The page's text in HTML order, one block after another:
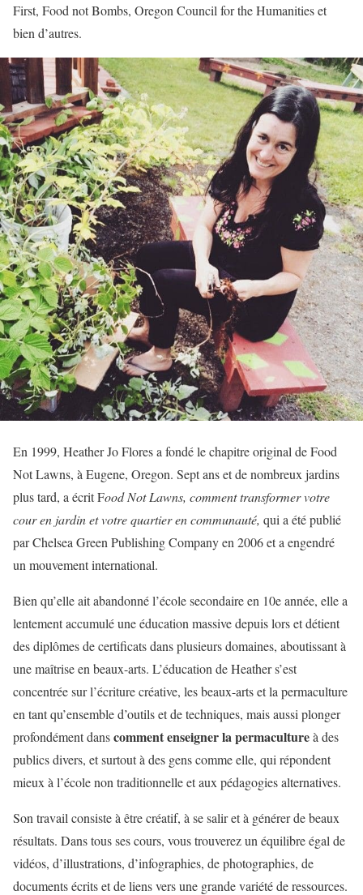
First, Food not Bombs, Oregon Council for the Humanities et
bien d’autres.
En 1999, Heather Jo Flores a fondé le chapitre original de Food
Not Lawns, à Eugene, Oregon. Sept ans et de nombreux jardins
plus tard, a écrit Food Not Lawns, comment transformer votre
cour en jardin et votre quartier en communauté, qui a été publié
par Chelsea Green Publishing Company en 2006 et a engendré
un mouvement international.
Bien qu’elle ait abandonné l’école secondaire en 10e année, elle a
lentement accumulé une éducation massive depuis lors et détient
des diplômes de certificats dans plusieurs domaines, aboutissant à
une maîtrise en beaux-arts. L’éducation de Heather s’est
concentrée sur l’écriture créative, les beaux-arts et la permaculture
en tant qu’ensemble d’outils et de techniques, mais aussi plonger
profondément danscomment enseigner la permacultureà des
publics divers, et surtout à des gens comme elle, qui répondent
mieux à l’école non traditionnelle et aux pédagogies alternatives.
Son travail consiste à être créatif, à se salir et à générer de beaux
résultats. Dans tous ses cours, vous trouverez un équilibre égal de
vidéos, d’illustrations, d’infographies, de photographies, de
documents écrits et de liens vers une grande variété de ressources.